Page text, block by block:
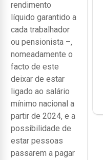
rendimento
líquido garantido a
cada trabalhador
ou pensionista –,
nomeadamente o
facto de este
deixar de estar
ligado ao salário
mínimo nacional a
partir de 2024, e a
possibilidade de
estar pessoas
passarem a pagar